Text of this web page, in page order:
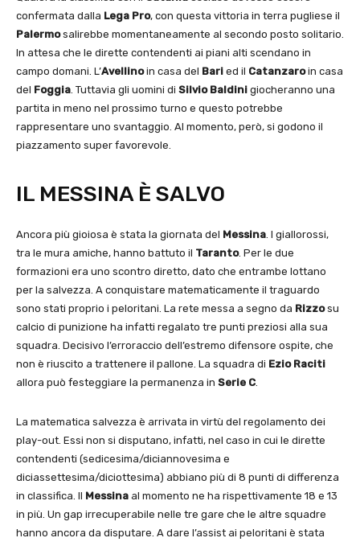
confermata dalla Lega Pro, con questa vittoria in terra pugliese il
Palermosalirebbe momentaneamente al secondo posto solitario.
In attesa che le dirette contendenti ai piani alti scendano in
campo domani. L’Avellinoin casa del Bari ed il Catanzaroin casa
del Foggia. Tuttavia gli uomini di Silvio Baldini giocheranno una
partita in meno nel prossimo turno e questo potrebbe
rappresentare uno svantaggio. Al momento, però, si godono il
piazzamento super favorevole.
IL MESSINA È SALVO
Ancora più gioiosa è stata la giornata del Messina. I giallorossi,
tra le mura amiche, hanno battuto il Taranto. Per le due
formazioni era uno scontro diretto, dato che entrambe lottano
per la salvezza. A conquistare matematicamente il traguardo
sono stati proprio i peloritani. La rete messa a segno da Rizzosu
calcio di punizione ha infatti regalato tre punti preziosi alla sua
squadra. Decisivo l’erroraccio dell’estremo difensore ospite, che
non è riuscito a trattenere il pallone. La squadra di Ezio Raciti
allora può festeggiare la permanenza in Serie C.
La matematica salvezza è arrivata in virtù del regolamento dei
play-out. Essi non si disputano, infatti, nel caso in cui le dirette
contendenti (sedicesima/diciannovesima e
diciassettesima/diciottesima) abbiano più di 8 punti di differenza
in classifica. Il Messina al momento ne ha rispettivamente 18 e 13
in più. Un gap irrecuperabile nelle tre gare che le altre squadre
hanno ancora da disputare. A dare l’assist ai peloritani è stata